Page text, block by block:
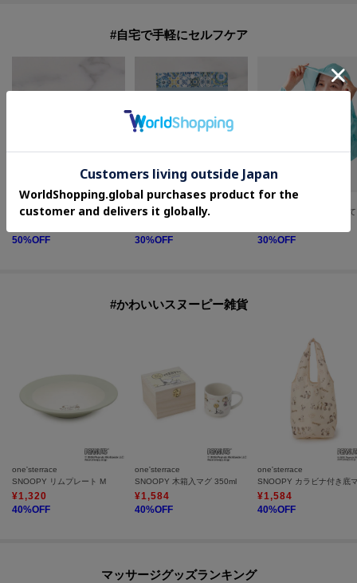
#自宅で手軽にセルフケア
one'sterrace
Bloomme クールジェル エナジー
50%OFF
one'sterrace
30%OFF
one'sterrace
30%OFF
#かわいいスヌーピー雑貨
one'sterrace
SNOOPY リムプレート M
¥1,320
40%OFF
one'sterrace
SNOOPY 木箱入マグ 350ml
¥1,584
40%OFF
one'sterrace
¥1,584
40%OFF
マッサージグッズランキング